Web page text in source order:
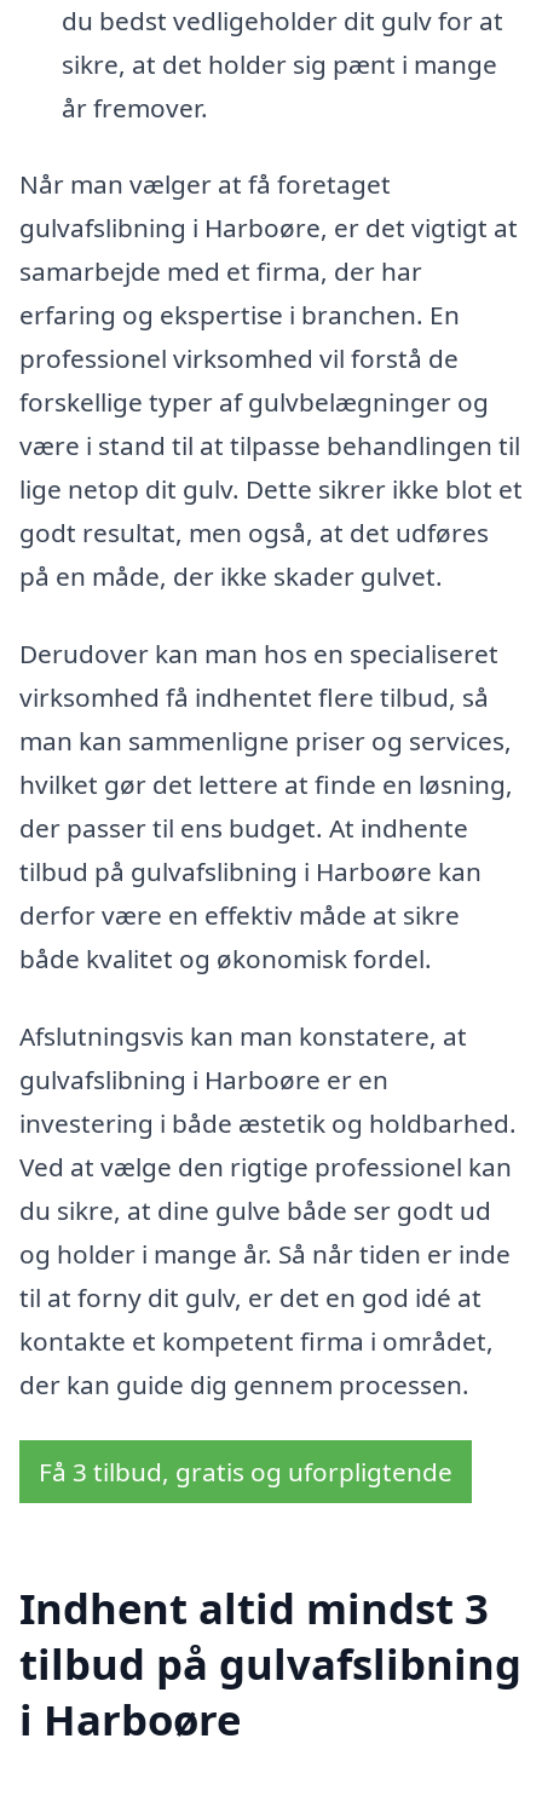
du bedst vedligeholder dit gulv for at
sikre, at det holder sig pænt i mange
år fremover.
Når man vælger at få foretaget
gulvafslibning i Harboøre, er det vigtigt at
samarbejde med et firma, der har
erfaring og ekspertise i branchen. En
professionel virksomhed vil forstå de
forskellige typer af gulvbelægninger og
være i stand til at tilpasse behandlingen til
lige netop dit gulv. Dette sikrer ikke blot et
godt resultat, men også, at det udføres
på en måde, der ikke skader gulvet.
Derudover kan man hos en specialiseret
virksomhed få indhentet flere tilbud, så
man kan sammenligne priser og services,
hvilket gør det lettere at finde en løsning,
der passer til ens budget. At indhente
tilbud på gulvafslibning i Harboøre kan
derfor være en effektiv måde at sikre
både kvalitet og økonomisk fordel.
Afslutningsvis kan man konstatere, at
gulvafslibning i Harboøre er en
investering i både æstetik og holdbarhed.
Ved at vælge den rigtige professionel kan
du sikre, at dine gulve både ser godt ud
og holder i mange år. Så når tiden er inde
til at forny dit gulv, er det en god idé at
kontakte et kompetent firma i området,
der kan guide dig gennem processen.
Få 3 tilbud, gratis og uforpligtende
Indhent altid mindst 3
tilbud på gulvafslibning
i Harboøre